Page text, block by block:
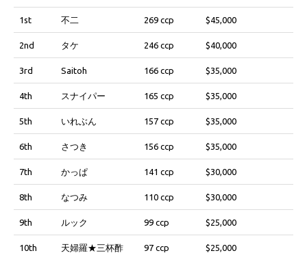
1st 不二 269 ccp $45,000
2nd タケ 246 ccp $40,000
3rd Saitoh 166 ccp $35,000
4th スナイパー 165 ccp $35,000
5th いれぶん 157 ccp $35,000
6th さつき 156 ccp $35,000
7th かっぱ 141 ccp $30,000
8th なつみ 110 ccp $30,000
9th ルック 99 ccp $25,000
10th 天婦羅★三杯酢 97 ccp $25,000